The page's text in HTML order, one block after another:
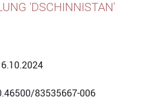
'DSCHINNISTAN'
83535667-006